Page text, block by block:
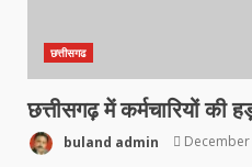
छत्तीसगढ
छत्तीसगढ़ में कर्मचारियों की
buland admin December